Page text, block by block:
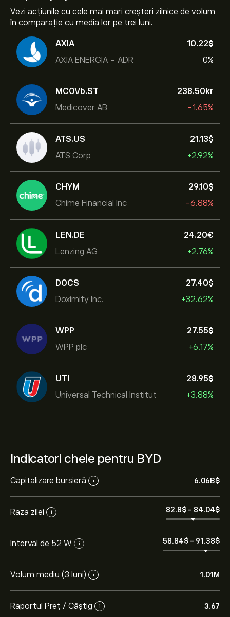
Vezi acțiunile cu cele mai mari creșteri zilnice de volum
în comparație cu media lor pe trei luni.
AXIA
AXIA ENERGIA - ADR
10.22‎$‎
0%
MCOVb.ST
Medicover AB
238.50‎kr‎
-1.65%
ATS.US
ATS Corp
21.13‎$‎
+2.92%
CHYM
Chime Financial Inc
29.10‎$‎
-6.88%
LEN.DE
Lenzing AG
24.20‎€‎
+2.76%
DOCS
Doximity Inc.
27.40‎$‎
+32.62%
WPP
WPP plc
27.55‎$‎
+6.17%
UTI
Universal Technical Institut
28.95‎$‎
+3.88%
Indicatori cheie pentru BYD
Capitalizare bursieră i 6.06B‎$‎
Raza zilei i 82.8‎$‎ - 84.04‎$‎
Interval de 52 W i 58.84‎$‎ - 91.38‎$‎
Volum mediu (3 luni) i 1.01M
Raportul Preț / Câștig i 3.67